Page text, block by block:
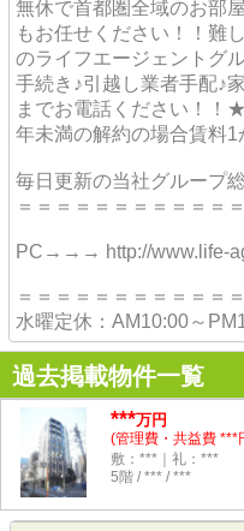
無休で首都圏全域のお部
もお任せください！！難
のライフエージェントグ
手続き♪引越し業者手配♪
までお電話ください！
年未満の解約の場合賃料
毎日更新の当社グループ
＝＝＝＝＝＝＝＝＝＝＝
PC→→→ http://www.life-
＝＝＝＝＝＝＝＝＝＝＝
水曜定休：AM10:00～
過去掲載物件一覧
***万円
(管理費・共益費 ***
敷：***｜礼：***
5階 / *** / ***